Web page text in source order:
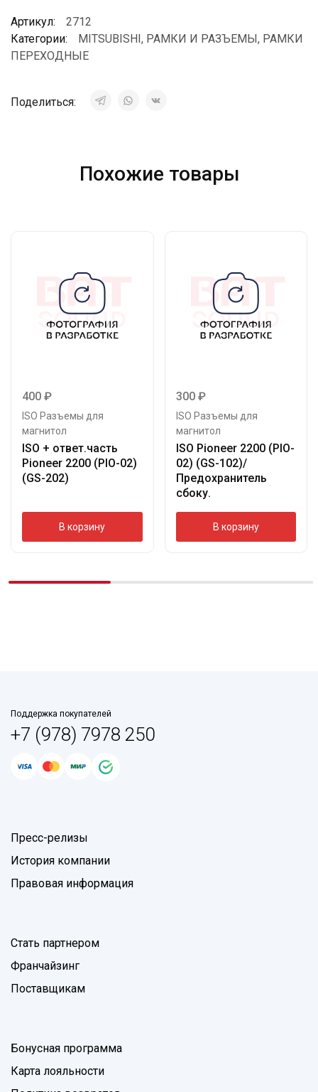
Артикул:
2712
Категории:
MITSUBISHI, РАМКИ И РАЗЪЕМЫ, РАМКИ
ПЕРЕХОДНЫЕ
Поделиться:
Похожие товары
400 ₽
ISO Разъемы для
магнитол
ISO + ответ.часть
Pioneer 2200 (PIO-02)
(GS-202)
В корзину
300 ₽
ISO Разъемы для
магнитол
ISO Pioneer 2200 (PIO-
02) (GS-102)/
Предохранитель
сбоку.
В корзину
Поддержка покупателей
+7 (978) 7978 250
Пресс-релизы
История компании
Правовая информация
Стать партнером
Франчайзинг
Поставщикам
Бонусная программа
Карта лояльности